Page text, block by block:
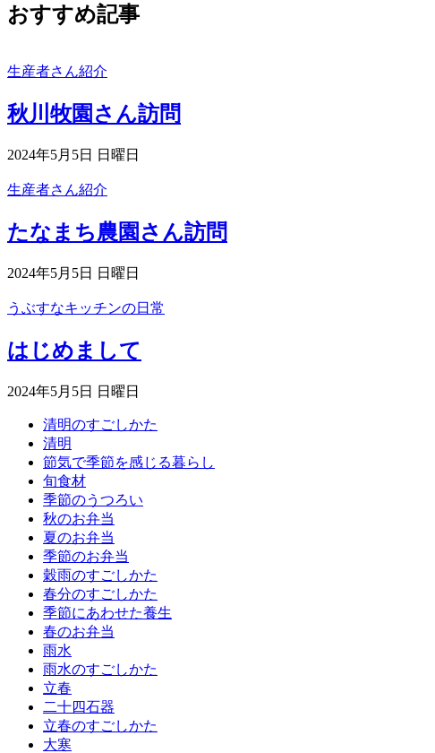
おすすめ記事
生産者さん紹介
秋川牧園さん訪問
2024年5月5日 日曜日
生産者さん紹介
たなまち農園さん訪問
2024年5月5日 日曜日
うぶすなキッチンの日常
はじめまして
2024年5月5日 日曜日
清明のすごしかた
清明
節気で季節を感じる暮らし
旬食材
季節のうつろい
秋のお弁当
夏のお弁当
季節のお弁当
穀雨のすごしかた
春分のすごしかた
季節にあわせた養生
春のお弁当
雨水
雨水のすごしかた
立春
二十四石器
立春のすごしかた
大寒